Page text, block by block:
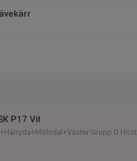
P17 Vit
Grupp D Höst